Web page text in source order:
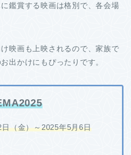
鑑賞する映画は格別で、各会場
映画も上映されるので、家族で
出かけにもぴったりです。
（金）～2025年5月6日